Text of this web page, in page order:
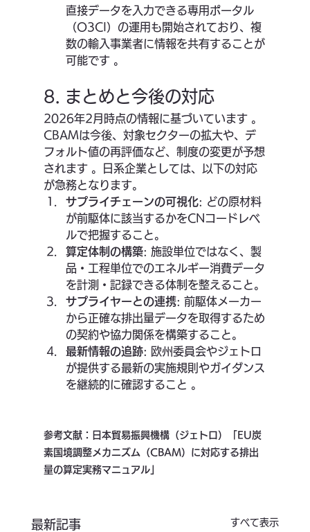
直接データを入力できる専用ポータル
（O3CI）の運用も開始されており、複
数の輸入事業者に情報を共有することが
可能です 。
8. まとめと今後の対応
2026年2月時点の情報に基づいています 。
CBAMは今後、対象セクターの拡大や、デ
フォルト値の再評価など、制度の変更が予想
されます 。日系企業としては、以下の対応
が急務となります。
サプライチェーンの可視化: どの原材料
が前駆体に該当するかをCNコードレベ
ルで把握すること。
算定体制の構築: 施設単位ではなく、製
品・工程単位でのエネルギー消費データ
を計測・記録できる体制を整えること。
サプライヤーとの連携: 前駆体メーカー
から正確な排出量データを取得するため
の契約や協力関係を構築すること。
最新情報の追跡: 欧州委員会やジェトロ
が提供する最新の実施規則やガイダンス
を継続的に確認すること 。
参考文献：日本貿易振興機構（ジェトロ）「EU炭
素国境調整メカニズム（CBAM）に対応する排出
量の算定実務マニュアル」
最新記事 すべて表示